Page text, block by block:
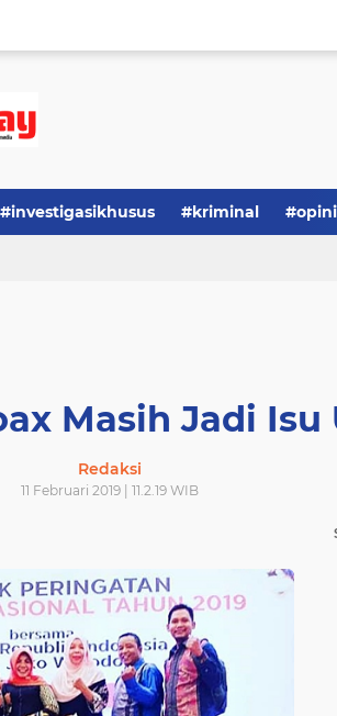
#investigasikhusus #kriminal #opini
Masih Jadi Isu
Redaksi
11 Februari 2019 | 11.2.19 WIB